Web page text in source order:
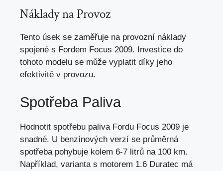
Náklady na Provoz
Tento úsek se zaměřuje na provozní náklady
spojené s Fordem Focus 2009. Investice do
tohoto modelu se může vyplatit díky jeho
efektivitě v provozu.
Spotřeba Paliva
Hodnotit spotřebu paliva Fordu Focus 2009 je
snadné. U benzínových verzí se průměrná
spotřeba pohybuje kolem 6-7 litrů na 100 km.
Například, varianta s motorem 1.6 Duratec má